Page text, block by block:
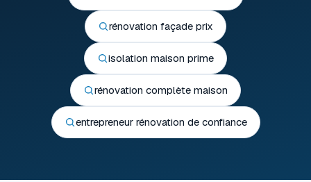
rénovation façade prix
isolation maison prime
rénovation complète maison
entrepreneur rénovation de confiance